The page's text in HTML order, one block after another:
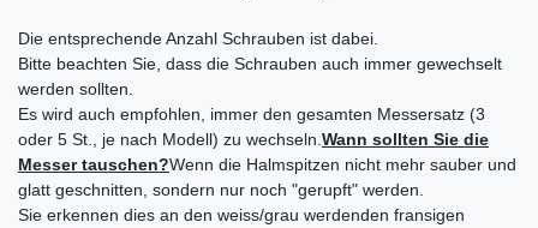
Die entsprechende Anzahl Schrauben ist dabei.
Bitte beachten Sie, dass die Schrauben auch immer gewechselt
werden sollten.
Es wird auch empfohlen, immer den gesamten Messersatz (3
oder 5 St., je nach Modell) zu wechseln. Wann sollten Sie die
Messer tauschen?Wenn die Halmspitzen nicht mehr sauber und
glatt geschnitten, sondern nur noch "gerupft" werden.
Sie erkennen dies an den weiss/grau werdenden fransigen